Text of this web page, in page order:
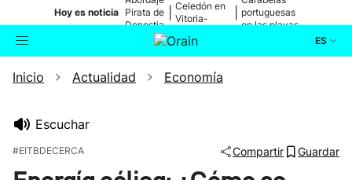
Hoy es noticia Pirata de
Donostia
Celedón en
Vitoria-
portuguesas
en las playas
ES
Buscador Actualidad
Inicio Actualidad Economía
Escuchar
#EITBDECERCA Compartir Guardar